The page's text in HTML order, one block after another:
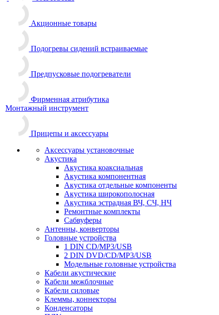
Акционные товары
Подогревы сидений встраиваемые
Предпусковые подогреватели
Фирменная атрибутика
Монтажный инструмент
Прицепы и аксессуары
Аксессуары установочные
Акустика
Акустика коаксиальная
Акустика компонентная
Акустика отдельные компоненты
Акустика широкополосная
Акустика эстрадная ВЧ, СЧ, НЧ
Ремонтные комплекты
Сабвуферы
Антенны, конверторы
Головные устройства
1 DIN CD/MP3/USB
2 DIN DVD/CD/MP3/USB
Модельные головные устройства
Кабели акустические
Кабели межблочные
Кабели силовые
Клеммы, коннекторы
Конденсаторы